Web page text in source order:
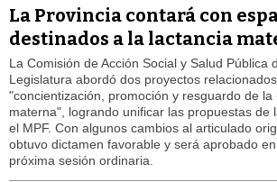
La Provincia contará con
destinados a la lactancia
La Comisión de Acción Social y Salud Pública
Legislatura abordó dos proyectos
"concientización, promoción y resguardo de la
materna", logrando unificar las propuestas de
el MPF. Con algunos cambios al articulado
obtuvo dictamen favorable y será aprobado
próxima sesión ordinaria.